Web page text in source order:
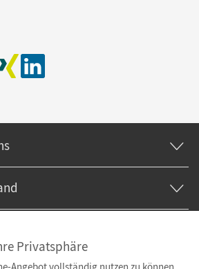
Privatsphäre